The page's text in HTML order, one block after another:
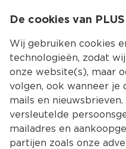
Terug
De cookies van PLUS
Wij gebruiken cookies
technologieën, zodat
onze website(s), maar
volgen, ook wanneer je
mails en
versleutelde
mailadres en
partijen zoals onze